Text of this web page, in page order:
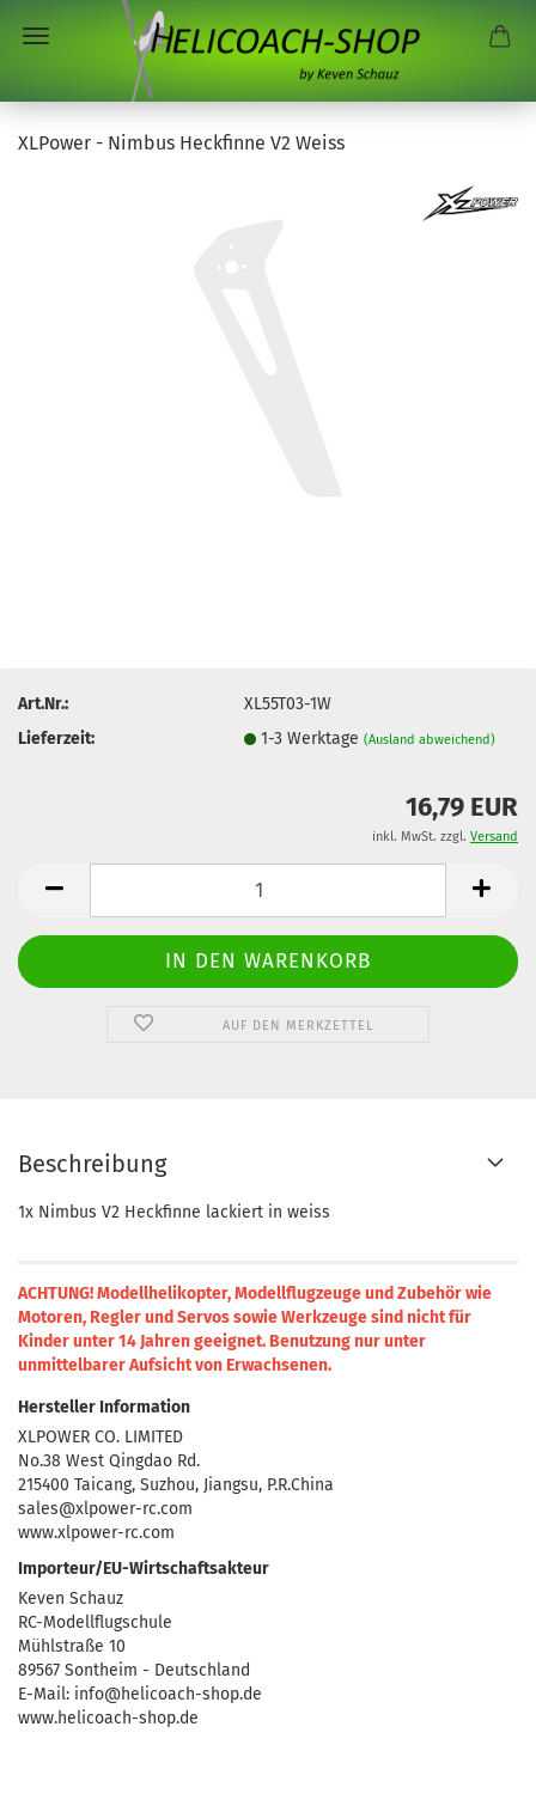
XLPower - Nimbus Heckfinne V2 Weiss
Art.Nr.:
XL55T03-1W
Lieferzeit:
1-3 Werktage(Ausland abweichend)
16,79 EUR
inkl. MwSt. zzgl. Versand
AUF DEN MERKZETTEL
Beschreibung
1x Nimbus V2 Heckfinne lackiert in weiss
ACHTUNG! Modellhelikopter, Modellflugzeuge und Zubehör wie
Motoren, Regler und Servos sowie Werkzeuge sind nicht für
Kinder unter 14 Jahren geeignet. Benutzung nur unter
unmittelbarer Aufsicht von Erwachsenen.
Hersteller Information
XLPOWER CO. LIMITED
No.38 West Qingdao Rd.
215400 Taicang, Suzhou, Jiangsu, P.R.China
sales@xlpower-rc.com
www.xlpower-rc.com
Importeur/EU-Wirtschaftsakteur
Keven Schauz
RC-Modellflugschule
Mühlstraße 10
89567 Sontheim - Deutschland
E-Mail: info@helicoach-shop.de
www.helicoach-shop.de